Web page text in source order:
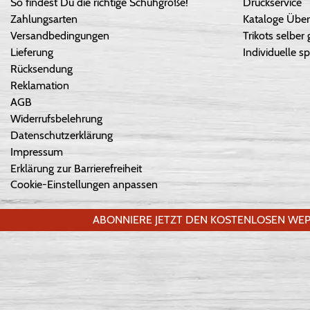
Zahlungsarten
Versandbedingungen
Lieferung
Rücksendung
Reklamation
AGB
Widerrufsbelehrung
Datenschutzerklärung
Impressum
Erklärung zur Barrierefreiheit
Cookie-Einstellungen anpassen
Kataloge
Trikots selber
Individuelle
ABONNIERE JETZT DEN KOSTENLOSEN